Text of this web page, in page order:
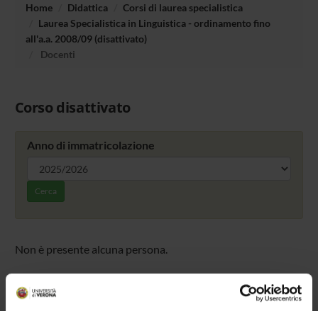
Home Didattica
Corsi di laurea specialistica
Laurea Specialistica in Linguistica - ordinamento fino
all'a.a. 2008/09 (disattivato)
Docenti
Corso disattivato
Anno di immatricolazione
Cerca
Non è presente alcuna persona.